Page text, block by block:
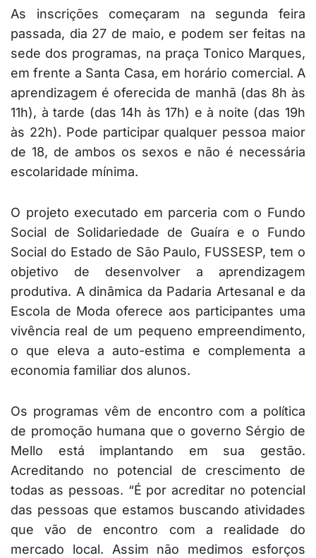
As inscrições começaram na segunda feira
passada, dia 27 de maio, e podem ser feitas na
sede dos programas, na praça Tonico Marques,
em frente a Santa Casa, em horário comercial. A
aprendizagem é oferecida de manhã (das 8h às
11h), à tarde (das 14h às 17h) e à noite (das 19h
às 22h). Pode participar qualquer pessoa maior
de 18, de ambos os sexos e não é necessária
escolaridade mínima.
O projeto executado em parceria com o Fundo
Social de Solidariedade de Guaíra e o Fundo
Social do Estado de São Paulo, FUSSESP, tem o
objetivo de desenvolver a aprendizagem
produtiva. A dinâmica da Padaria Artesanal e da
Escola de Moda oferece aos participantes uma
vivência real de um pequeno empreendimento,
o que eleva a auto-estima e complementa a
economia familiar dos alunos.
Os programas vêm de encontro com a política
de promoção humana que o governo Sérgio de
Mello está implantando em sua gestão.
Acreditando no potencial de crescimento de
todas as pessoas. “É por acreditar no potencial
das pessoas que estamos buscando atividades
que vão de encontro com a realidade do
mercado local. Assim não medimos esforços